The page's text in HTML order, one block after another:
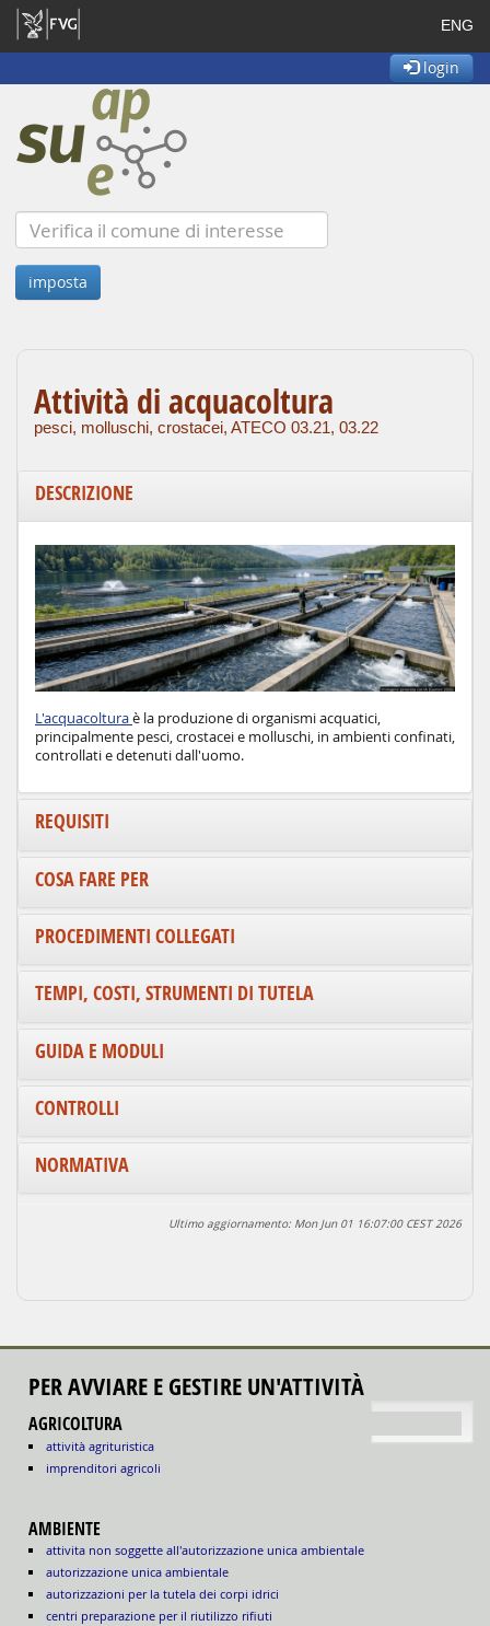
ENG
login
Attività di acquacoltura
pesci, molluschi, crostacei, ATECO 03.21, 03.22
DESCRIZIONE
L'acquacolturaè la produzione di organismi acquatici,
principalmente pesci, crostacei e molluschi, in ambienti confinati,
controllati e detenuti dall'uomo.
REQUISITI
COSA FARE PER
PROCEDIMENTI COLLEGATI
TEMPI, COSTI, STRUMENTI DI TUTELA
GUIDA E MODULI
CONTROLLI
NORMATIVA
Ultimo aggiornamento: Mon Jun 01 16:07:00 CEST 2026
PER AVVIARE E GESTIRE UN'ATTIVITÀ
AGRICOLTURA
attività agrituristica
imprenditori agricoli
AMBIENTE
attivita non soggette all'autorizzazione unica ambientale
autorizzazione unica ambientale
autorizzazioni per la tutela dei corpi idrici
centri preparazione per il riutilizzo rifiuti